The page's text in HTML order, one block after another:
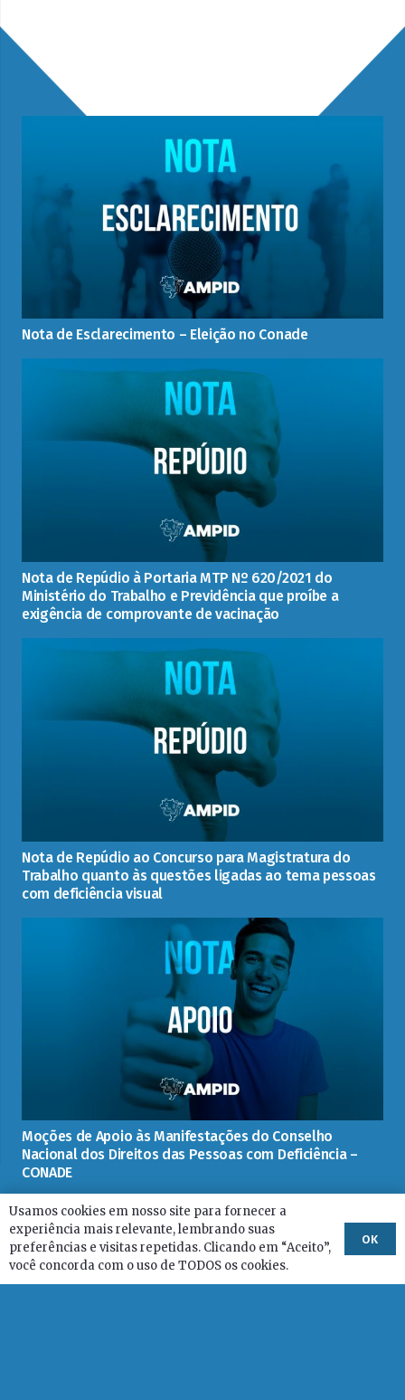
Nota de Esclarecimento – Eleição no Conade
Nota de Repúdio à Portaria MTP Nº 620/2021 do
Ministério do Trabalho e Previdência que proíbe a
exigência de comprovante de vacinação
Nota de Repúdio ao Concurso para Magistratura do
Trabalho quanto às questões ligadas ao tema pessoas
com deficiência visual
Moções de Apoio às Manifestações do Conselho
Nacional dos Direitos das Pessoas com Deficiência –
CONADE
Usamos cookies em nosso site para fornecer a
experiência mais relevante, lembrando suas
preferências e visitas repetidas. Clicando em “Aceito”,
você concorda com o uso de TODOS os cookies.
OK